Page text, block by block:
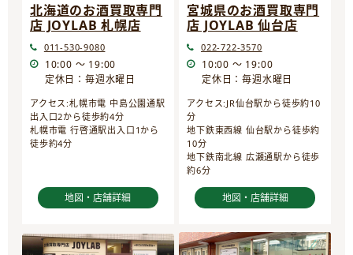
北海道のお酒買取専門
店 JOYLAB 札幌店
011-530-9080
10:00 ～ 19:00
定休日：毎週水曜日
アクセス:札幌市電 中島公園通駅
出入口2から徒歩約4分
札幌市電 行啓通駅出入口1から
徒歩約4分
地図・店舗詳細
宮城県のお酒買取専門
店 JOYLAB 仙台店
022-722-3570
10:00 ～ 19:00
定休日：毎週水曜日
アクセス:JR仙台駅から徒歩約10
分
地下鉄東西線 仙台駅から徒歩約
10分
地下鉄南北線 広瀬通駅から徒歩
約6分
地図・店舗詳細